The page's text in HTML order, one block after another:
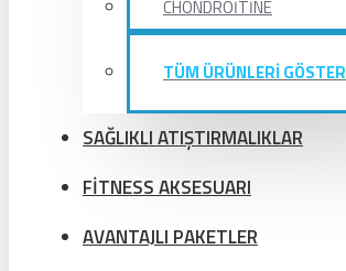
CHONDROİTİNE
TÜM ÜRÜNLERİ GÖSTER
SAĞLIKLI ATIŞTIRMALIKLAR
FİTNESS AKSESUARI
AVANTAJLI PAKETLER